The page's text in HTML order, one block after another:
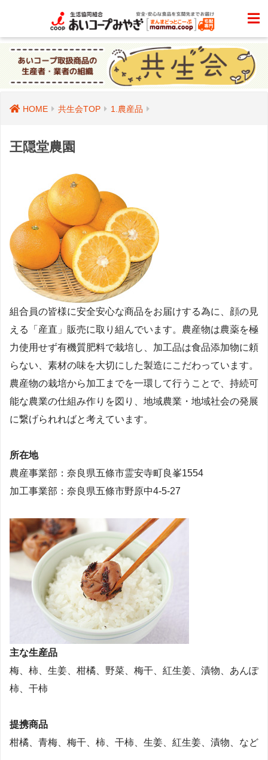
HOME 共生会TOP 1.農産品
王隠堂農園
組合員の皆様に安全安心な商品をお届けする為に、顔の見
える「産直」販売に取り組んでいます。農産物は農薬を極
力使用せず有機質肥料で栽培し、加工品は食品添加物に頼
らない、素材の味を大切にした製造にこだわっています。
農産物の栽培から加工までを一環して行うことで、持続可
能な農業の仕組み作りを図り、地域農業・地域社会の発展
に繋げられればと考えています。
所在地
農産事業部：奈良県五條市霊安寺町良峯1554
加工事業部：奈良県五條市野原中4-5-27
主な生産品
梅、柿、生姜、柑橘、野菜、梅干、紅生姜、漬物、あんぽ
柿、干柿
提携商品
柑橘、青梅、梅干、柿、干柿、生姜、紅生姜、漬物、など